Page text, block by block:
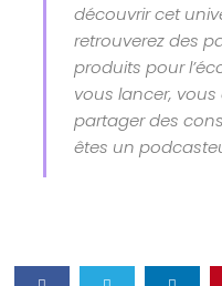
découvrir cet
retrouverez des
produits pour
vous lancer,
partager des
êtes un